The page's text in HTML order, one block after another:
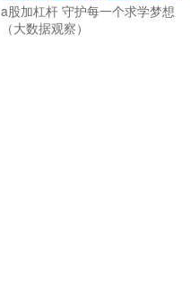
a股加杠杆 守护每一个求学梦想
（大数据观察）